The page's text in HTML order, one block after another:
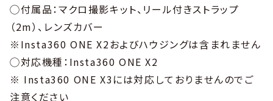
◯付属品：マクロ撮影キット、リール付きストラップ
（2m）、レンズカバー
※Insta360 ONE X2およびハウジングは含まれません
◯対応機種：Insta360 ONE X2
※ Insta360 ONE X3には対応しておりませんのでご
注意ください